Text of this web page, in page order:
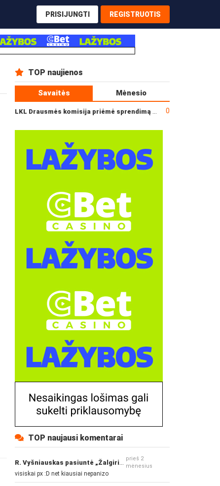
PRISIJUNGTI REGISTRUOTIS
TOP naujienos
Savaitės Mėnesio
0
TOP naujausi komentarai
prieš 2
mėnesius
visiskai px :D net kiausiai nepanizo